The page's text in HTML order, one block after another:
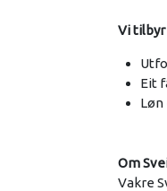
Vi tilbyr
Eit
Løn
Om
Vakre